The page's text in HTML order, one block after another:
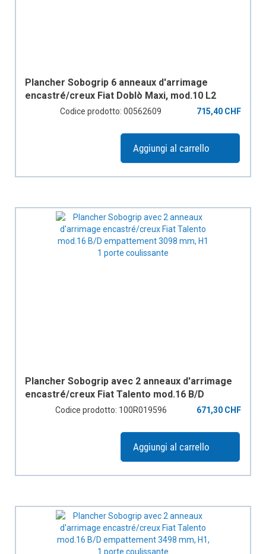
Plancher Sobogrip 6 anneaux d'arrimage
encastré/creux Fiat Doblò Maxi, mod.10 L2
empattement 3105 mm avec paroi de
Codice prodotto: 00562609 715,40 CHF
Aggiungi al carrello
Plancher Sobogrip avec 2 anneaux d'arrimage
encastré/creux Fiat Talento mod.16 B/D
empattement 3098 mm, H1 1 porte coulissante
Codice prodotto: 100R019596 671,30 CHF
Aggiungi al carrello